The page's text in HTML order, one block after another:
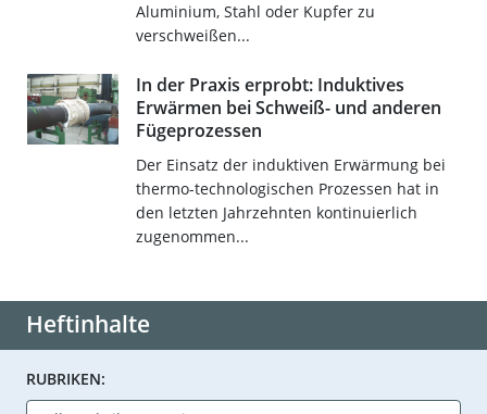
Aluminium, Stahl oder Kupfer zu
verschweißen...
In der Praxis erprobt: Induktives
Erwärmen bei Schweiß- und anderen
Fügeprozessen
Der Einsatz der induktiven Erwärmung bei
thermo-technologischen Prozessen hat in
den letzten Jahrzehnten kontinuierlich
zugenommen...
Heftinhalte
RUBRIKEN: